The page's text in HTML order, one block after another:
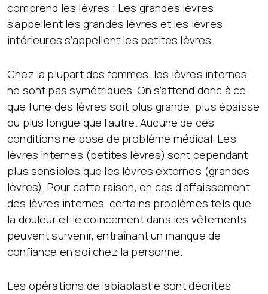
comprend les lèvres ; Les grandes lèvres
s’appellent les grandes lèvres et les lèvres
intérieures s’appellent les petites lèvres.
Chez la plupart des femmes, les lèvres internes
ne sont pas symétriques. On s’attend donc à ce
que l’une des lèvres soit plus grande, plus épaisse
ou plus longue que l’autre. Aucune de ces
conditions ne pose de problème médical. Les
lèvres internes (petites lèvres) sont cependant
plus sensibles que les lèvres externes (grandes
lèvres). Pour cette raison, en cas d’affaissement
des lèvres internes, certains problèmes tels que
la douleur et le coincement dans les vêtements
peuvent survenir, entraînant un manque de
confiance en soi chez la personne.
Les opérations de labiaplastie sont décrites